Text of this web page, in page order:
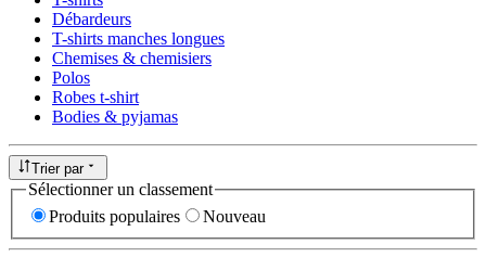
Débardeurs
T-shirts manches longues
Chemises & chemisiers
Polos
Robes t-shirt
Bodies & pyjamas
Trier par
Sélectionner un classement
Produits populaires
Nouveau